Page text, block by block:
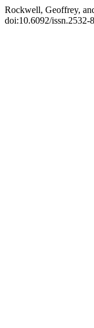
Rockwell, Geoffrey,
doi:10.6092/issn.2532-